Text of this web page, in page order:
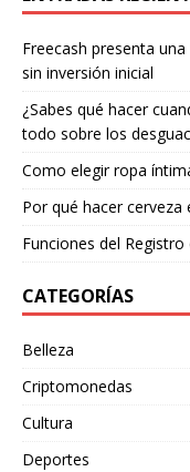
Freecash presenta
sin inversión inicial
¿Sabes qué hacer
todo sobre los
Como elegir ropa
Por qué hacer cerveza
Funciones del
CATEGORÍAS
Belleza
Criptomonedas
Cultura
Deportes